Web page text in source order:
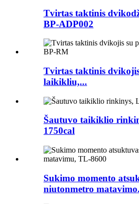
Tvirtas taktinis
BP-ADP002
Tvirtas taktinis
laikikliu,...
Šautuvo taikiklio
1750cal
Sukimo momento
niutonmetro